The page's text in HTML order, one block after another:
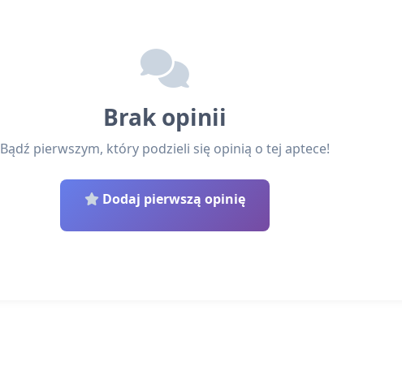
Brak opinii
Bądź pierwszym, który podzieli się opinią o tej aptece!
Dodaj pierwszą opinię